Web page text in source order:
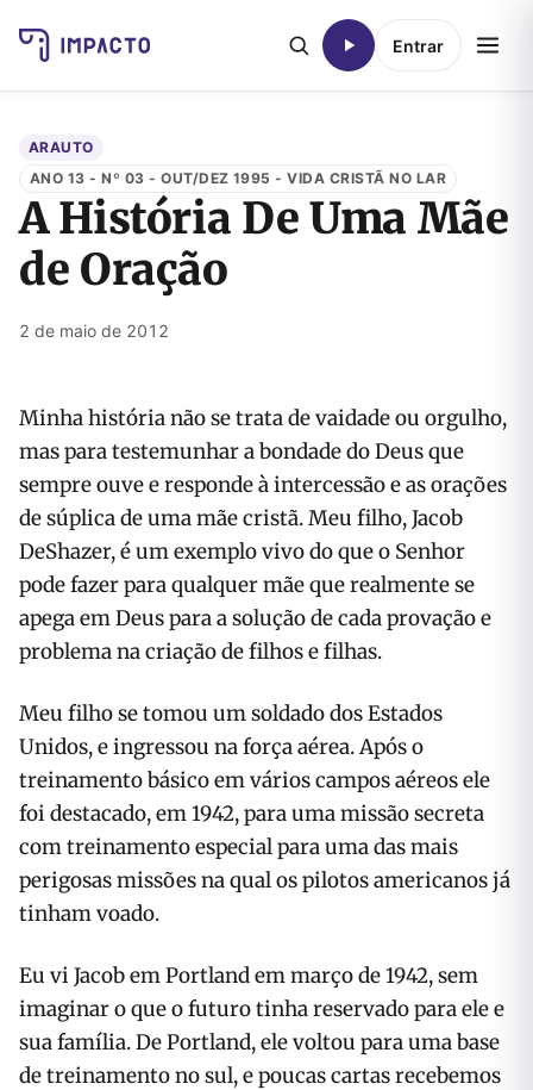
Entrar
ARAUTO
ANO 13 - Nº 03 - OUT/DEZ 1995 - VIDA CRISTÃ NO LAR
A História De Uma Mãe
de Oração
2 de maio de 2012
Minha história não se trata de vaidade ou orgulho,
mas para testemunhar a bondade do Deus que
sempre ouve e responde à intercessão e as orações
de súplica de uma mãe cristã. Meu filho, Jacob
DeShazer, é um exemplo vivo do que o Senhor
pode fazer para qualquer mãe que realmente se
apega em Deus para a solução de cada provação e
problema na criação de filhos e filhas.
Meu filho se tomou um soldado dos Estados
Unidos, e ingressou na força aérea. Após o
treinamento básico em vários campos aéreos ele
foi destacado, em 1942, para uma missão secreta
com treinamento especial para uma das mais
perigosas missões na qual os pilotos americanos já
tinham voado.
Eu vi Jacob em Portland em março de 1942, sem
imaginar o que o futuro tinha reservado para ele e
sua família. De Portland, ele voltou para uma base
de treinamento no sul, e poucas cartas recebemos